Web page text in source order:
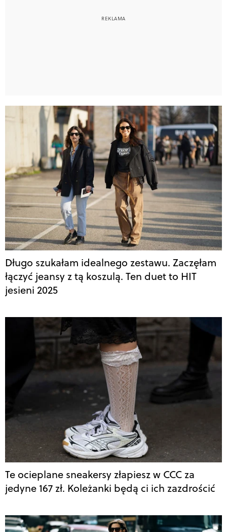
Długo szukałam idealnego zestawu. Zaczęłam
łączyć jeansy z tą koszulą. Ten duet to HIT
jesieni 2025
Te ocieplane sneakersy złapiesz w CCC za
jedyne 167 zł. Koleżanki będą ci ich zazdrościć